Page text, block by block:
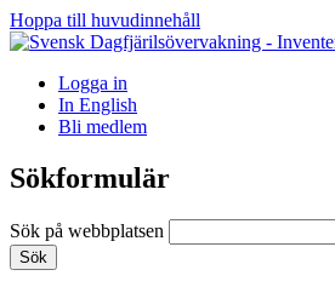
Hoppa till huvudinnehåll
Logga in
In English
Bli medlem
Sökformulär
Sök på webbplatsen